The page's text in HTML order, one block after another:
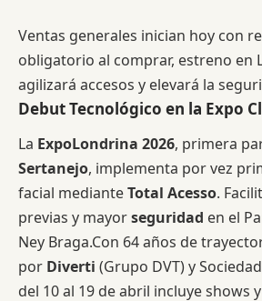
Ventas generales inician hoy con
obligatorio al comprar, estreno en
agilizará accesos y elevará la
Debut Tecnológico en la Expo
La ExpoLondrina 2026, primera
Sertanejo, implementa por vez
facial medianteTotal Acesso.
previas y mayorseguridad en el
Ney Braga.Con 64 años de
por Diverti (Grupo DVT) y
del 10 al 19 de abril incluye shows